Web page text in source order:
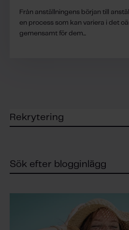
Från anställningens början till
en process som kan variera i det
gemensamt för dem...